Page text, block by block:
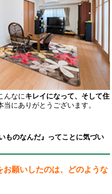
んなにキレイになって、そして住
当にありがとうございます。
ものなんだ』ってことに気づい
願いしたのは、どのような